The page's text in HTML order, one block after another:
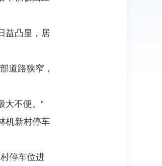
益凸显，居
道路狭窄，
大不便。”
机新村停车
停车位进